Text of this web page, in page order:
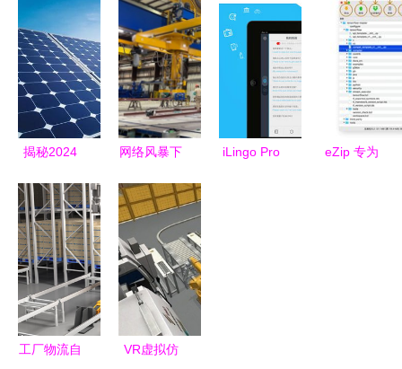
行业信息化
解决方案
华智软件如
何支撑面包
西饼连锁门
店高效运营
关键支撑软
件的架构设
计与实践
松实现中文
界面与常见
开发工具汉
化指南
墙，Briar靠
Tor凿开了
一道缝隙
揭秘2024
核心驱动与
光伏EVA未
来几年的机
遇
网络风暴下
美国造船厂
遭受勒索软
件攻击导致
船舰交付延
期
iLingo Pro
eZip 专为
工厂物流自 VR虚拟仿